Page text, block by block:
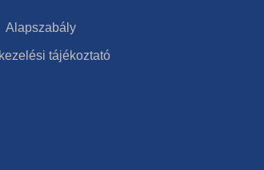
Alapszabály
tájékoztató